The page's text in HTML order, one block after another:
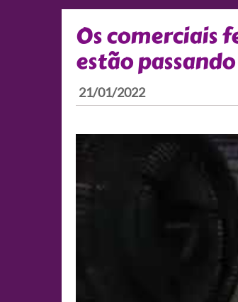
Os comerciais
estão
21/01/2022